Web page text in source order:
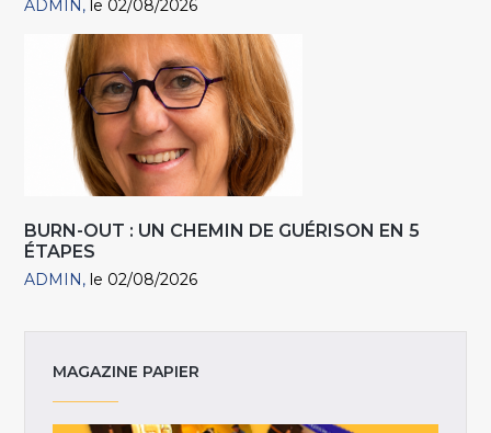
ADMIN le 02/08/2026
BURN-OUT : UN CHEMIN DE GUÉRISON EN 5
ÉTAPES
ADMIN le 02/08/2026
MAGAZINE PAPIER